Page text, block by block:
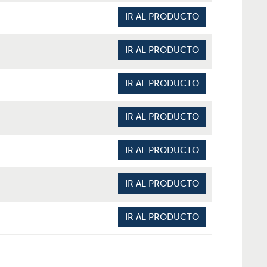
IR AL PRODUCTO
IR AL PRODUCTO
IR AL PRODUCTO
IR AL PRODUCTO
IR AL PRODUCTO
IR AL PRODUCTO
IR AL PRODUCTO